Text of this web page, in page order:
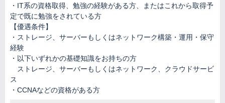
・IT系の資格取得、勉強の経験がある方、またはこれから取得予
定で既に勉強をされている方
【優遇条件】
・ストレージ、サーバーもしくはネットワーク構築・運用・保守
経験
・以下いずれかの基礎知識をお持ちの方
ストレージ、サーバーもしくはネットワーク、クラウドサービ
ス
・CCNAなどの資格がある方